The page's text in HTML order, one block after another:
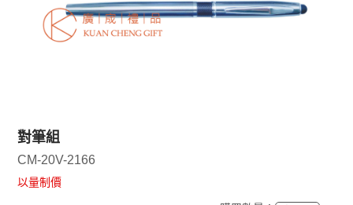
對筆組
CM-20V-2166
以量制價